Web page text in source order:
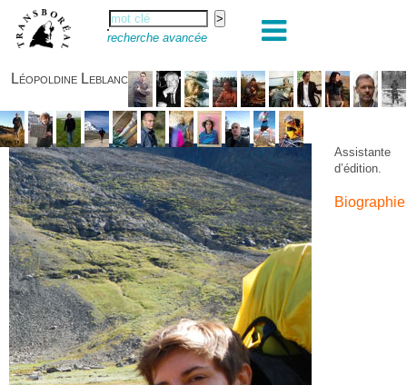
recherche avancée
Léopoldine Leblanc
Assistante
d’édition.
Biographie